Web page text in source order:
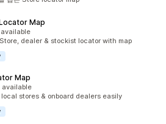
Map
dealer & stockist locator with map
Map
available
stores & onboard dealers easily